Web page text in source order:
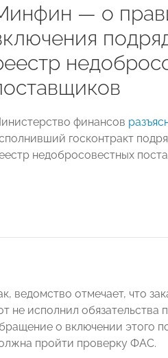
— о
финансов
госконтракт
недобросовестных
ведомство отмечает, что
не исполнил
о включении этого
пройти проверку ФАС.